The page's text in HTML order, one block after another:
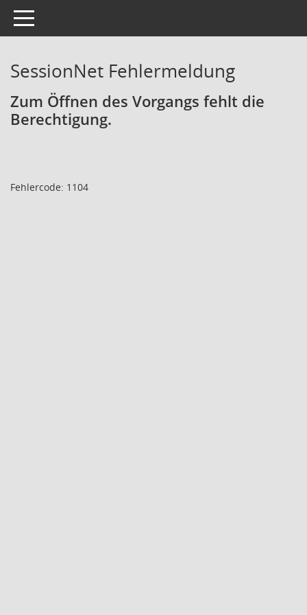
Toggle navigation
SessionNet Fehlermeldung
Zum Öffnen des Vorgangs fehlt die
Berechtigung.
Fehlercode: 1104